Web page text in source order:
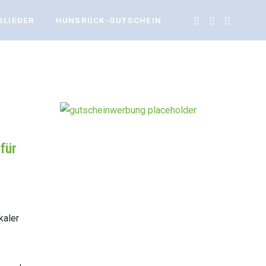
HUNSRÜCK-GUTSCHEIN